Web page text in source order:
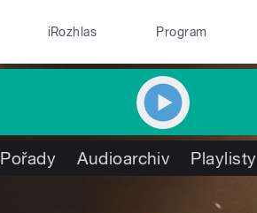
iRozhlas Program
Pořady Audioarchiv Playlisty